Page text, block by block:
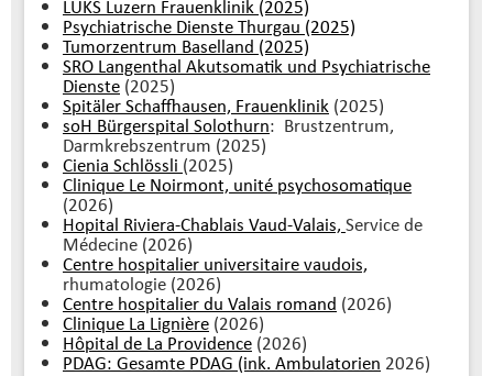
LUKS Luzern Frauenklinik (2025)
Psychiatrische Dienste Thurgau (2025)
Tumorzentrum Baselland (2025)
SRO Langenthal Akutsomatik und Psychiatrische
Dienste (2025)
Spitäler Schaffhausen, Frauenklinik (2025)
soH Bürgerspital Solothurn: Brustzentrum,
Darmkrebszentrum (2025)
Cienia Schlössli (2025)
Clinique Le Noirmont, unité psychosomatique
(2026)
Hopital Riviera-Chablais Vaud-Valais, Service de
Médecine (2026)
Centre hospitalier universitaire vaudois,
rhumatologie (2026)
Centre hospitalier du Valais romand (2026)
Clinique La Lignière (2026)
Hôpital de La Providence (2026)
PDAG: Gesamte PDAG (ink. Ambulatorien 2026)